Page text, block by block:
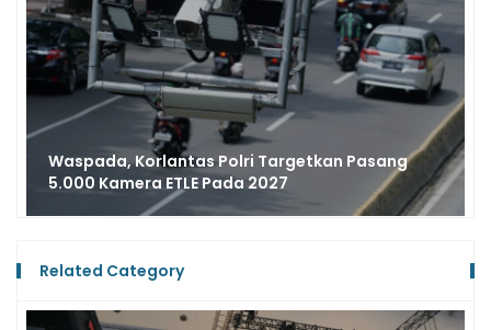
Datang Ah Uji Emisi Gratis di SPBU
Simak Lokasi Lengkapnya!
Related Category